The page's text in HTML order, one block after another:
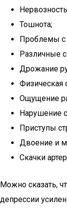
Тошнота;
Проблемы
Различные
Дрожание
Физическая
Ощущение
Нарушение
Приступы
Двоение и
Скачки
Можно сказать,
депрессии